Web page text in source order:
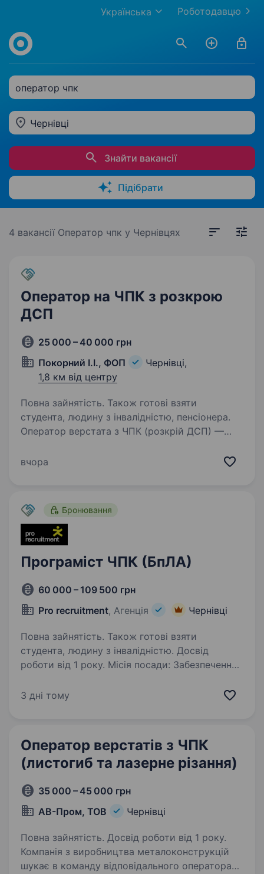
Роботодавцю
Українська
оператор чпк
Чернівці
Знайти вакансії
Підібрати
4 вакансії Оператор чпк у Чернівцях
Оператор на ЧПК з розкрою
ДСП
25 000 – 40 000 грн
Покорний І.І., ФОП
Чернівці,
1,8 км від центру
Повна зайнятість. Також готові взяти
студента, людину з інвалідністю, пенсіонера.
Оператор верстата з ЧПК (розкрій ДСП) —
та уважного співробітника в команду! Досвід
працювати…
вчора
Бронювання
Програміст ЧПК (БпЛА)
60 000 – 109 500 грн
Pro recruitment, Агенція Чернівці
Повна зайнятість. Також готові взяти
студента, людину з інвалідністю. Досвід
роботи від 1 року. Місія посади: Забезпечення
шляхом розробки та налаштування
3 дні тому
Оператор верстатів з ЧПК
(листогиб та лазерне різання)
35 000 – 45 000 грн
АВ-Пром, ТОВ
Чернівці
Повна зайнятість. Досвід роботи від 1 року.
Компанія з виробництва металоконструкцій
шукає в команду відповідального оператора